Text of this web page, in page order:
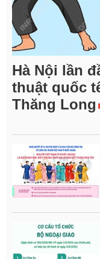
Hà Nội lần
thuật quốc
Thăng Long